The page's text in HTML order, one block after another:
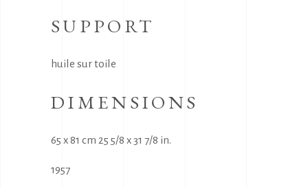
SUPPORT
huile sur toile
DIMENSIONS
65 x 81 cm 25 5/8 x 31 7/8 in.
1957